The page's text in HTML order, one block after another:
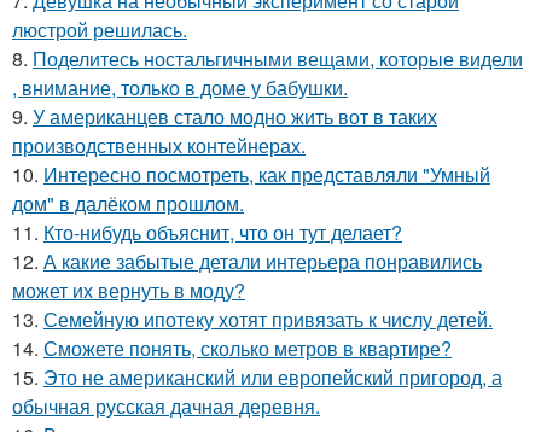
люстрой решилась.
8. Поделитесь ностальгичными вещами, которые видели
, внимание, только в доме у бабушки.
9. У американцев стало модно жить вот в таких
производственных контейнерах.
10. Интересно посмотреть, как представляли "Умный
дом" в далёком прошлом.
11. Кто-нибудь объяснит, что он тут делает?
12. А какие забытые детали интерьера понравились
может их вернуть в моду?
13. Семейную ипотеку хотят привязать к числу детей.
14. Сможете понять, сколько метров в квартире?
15. Это не американский или европейский пригород, а
обычная русская дачная деревня.